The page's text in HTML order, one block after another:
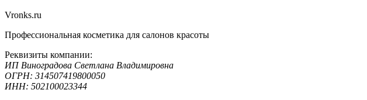
Vronks.ru
Профессиональная косметика для салонов красоты
Реквизиты компании:
ИП Виноградова Светлана Владимировна
ОГРН: 314507419800050
ИНН: 502100023344